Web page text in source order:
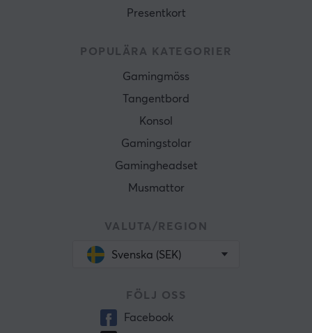
Presentkort
POPULÄRA KATEGORIER
Gamingmöss
Tangentbord
Konsol
Gamingstolar
Gamingheadset
Musmattor
VALUTA/REGION
Svenska (SEK)
FÖLJ OSS
Facebook